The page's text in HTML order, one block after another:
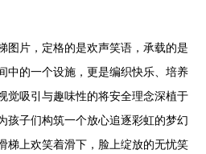
图片，定格的是欢声笑语，承载的是
中的一个设施，更是编织快乐、培养
觉吸引与趣味性的将安全理念深植于
孩子们构筑一个放心追逐彩虹的梦幻
梯上欢笑着滑下，脸上绽放的无忧笑